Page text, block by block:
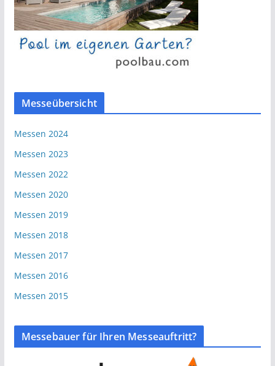
Messeübersicht
Messen 2024
Messen 2023
Messen 2022
Messen 2020
Messen 2019
Messen 2018
Messen 2017
Messen 2016
Messen 2015
Messebauer für Ihren Messeauftritt?